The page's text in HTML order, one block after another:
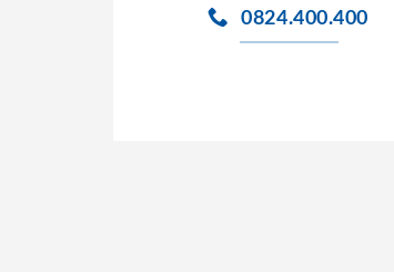
0824.400.400